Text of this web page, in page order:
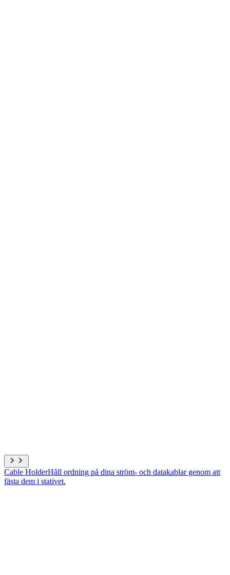
Cable HolderHåll ordning på dina ström- och datakablar genom att
fästa dem i stativet.